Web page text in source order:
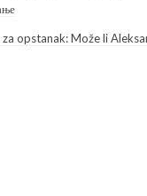
opstanak: Može li